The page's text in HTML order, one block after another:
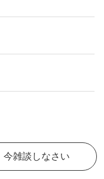
今雑談しなさい